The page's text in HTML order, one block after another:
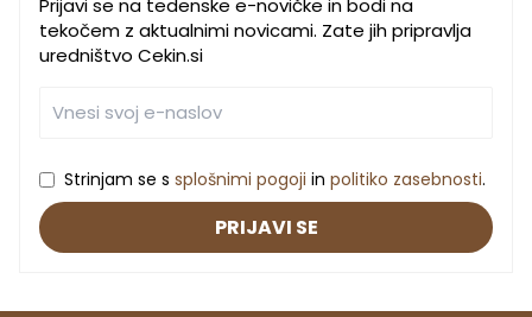
Prijavi se na tedenske e-novičke in bodi na
tekočem z aktualnimi novicami. Zate jih pripravlja
uredništvo Cekin.si
Strinjam se s splošnimi pogoji in politiko zasebnosti.
PRIJAVI SE